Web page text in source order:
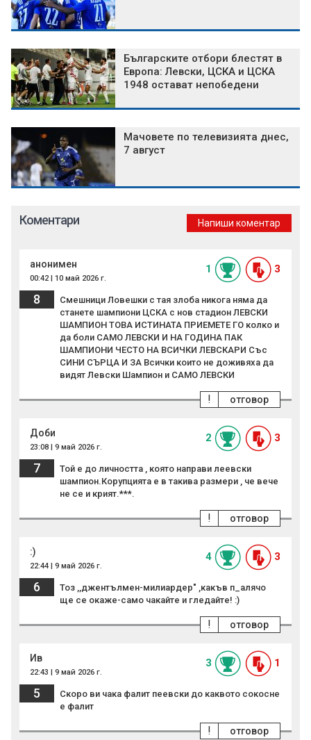
Българските отбори блестят в
Европа: Левски, ЦСКА и ЦСКА
1948 остават непобедени
Мачовете по телевизията днес,
7 август
Коментари Напиши коментар
анонимен
00:42 | 10 май 2026 г.
1 3
8
Смешници Ловешки с тая злоба никога няма да
станете шампиони ЦСКА с нов стадион ЛЕВСКИ
ШАМПИОН ТОВА ИСТИНАТА ПРИЕМЕТЕ ГО колко и
да боли САМО ЛЕВСКИ И НА ГОДИНА ПАК
ШАМПИОНИ ЧЕСТО НА ВСИЧКИ ЛЕВСКАРИ Със
СИНИ СЪРЦА И ЗА Всички които не доживяха да
видят Левски Шампион и САМО ЛЕВСКИ
отговор
!
Доби
23:08 | 9 май 2026 г.
2 3
7
Той е до личността , която направи леевски
шампион.Корупцията е в такива размери , че вече
не се и крият.***.
отговор
!
:)
22:44 | 9 май 2026 г.
4 3
6
Тоз ,,джентълмен-милиардер" ,какъв п_алячо
ще се окаже-само чакайте и гледайте! :)
отговор
!
Ив
22:43 | 9 май 2026 г.
3 1
5
Скоро ви чака фалит пеевски до каквото сокосне
е фалит
отговор
!